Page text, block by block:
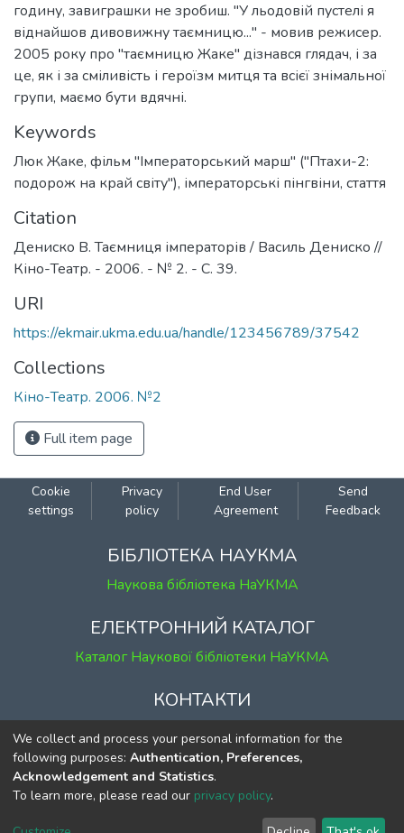
годину, завиграшки не зробиш. "У льодовій пустелі я
віднайшов дивовижну таємницю..." - мовив режисер.
2005 року про "таємницю Жаке" дізнався глядач, і за
це, як і за сміливість і героїзм митця та всієї знімальної
групи, маємо бути вдячні.
Keywords
Люк Жаке, фільм "Імператорський марш" ("Птахи-2:
подорож на край світу"), імператорські пінгвіни, стаття
Citation
Дениско В. Таємниця імператорів / Василь Дениско //
Кіно-Театр. - 2006. - № 2. - С. 39.
URI
https://ekmair.ukma.edu.ua/handle/123456789/37542
Collections
Кіно-Театр. 2006. №2
Full item page
Cookie
settings
Privacy
policy
End User
Agreement
Send
Feedback
БІБЛІОТЕКА НАУКМА
Наукова бібліотека НаУКМА
ЕЛЕКТРОННИЙ КАТАЛОГ
Каталог Наукової бібліотеки НаУКМА
КОНТАКТИ
м. Київ, вул. Григорія Сковороди, 2
к. 1, к. 120
тел. (044) 463-69-31
ekmair@ukma.edu.ua
We collect and process your personal information for the
following purposes: Authentication, Preferences,
Acknowledgement and Statistics.
To learn more, please read our privacy policy.